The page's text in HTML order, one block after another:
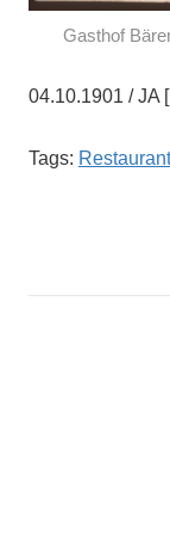
Gasthof
04.10.1901 / JA
Tags: Restaurant